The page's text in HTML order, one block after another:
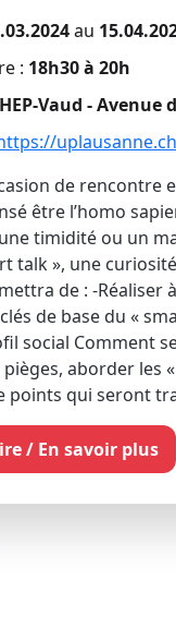
au
: 18h30 à 20h
HEP-Vaud - Avenue
de rencontre
être l’homo
timidité ou un
talk », une
de : -Réaliser
de base du «
social Comment
pièges, aborder les
points qui seront
/ En savoir plus